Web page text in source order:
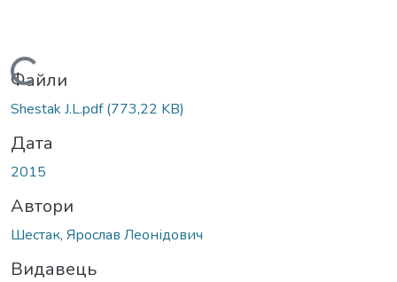
Вантажиться...
Файли
Shestak J.L.pdf(773,22 KB)
Дата
2015
Автори
Шестак, Ярослав Леонідович
Видавець